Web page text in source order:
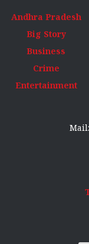
Andhra Pradesh
Big Story
Business
Crime
Entertainment
Mail: